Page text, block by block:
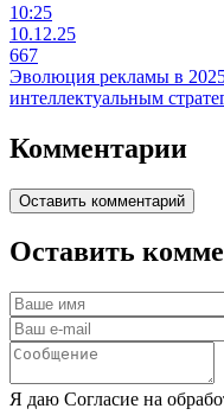
10:25
10.12.25
667
Эволюция рекламы в
интеллектуальным
Комментарии
Оставить комментарий
Оставить
Я даю Согласие на